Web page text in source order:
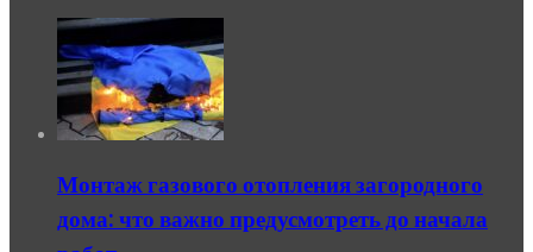
Монтаж газового отопления загородного
дома: что важно предусмотреть до начала